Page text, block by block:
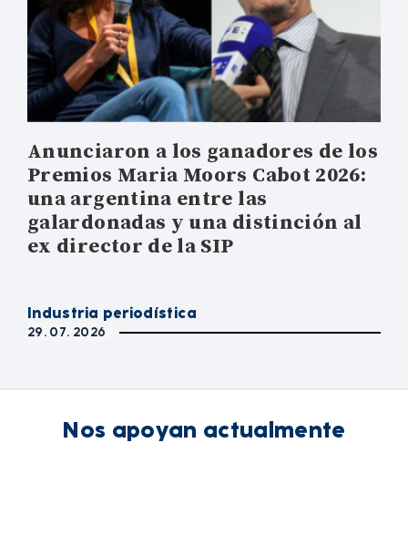
Anunciaron a los ganadores de los
Premios Maria Moors Cabot 2026:
una argentina entre las
galardonadas y una distinción al
ex director de la SIP
Industria periodística
29. 07. 2026
Nos apoyan actualmente